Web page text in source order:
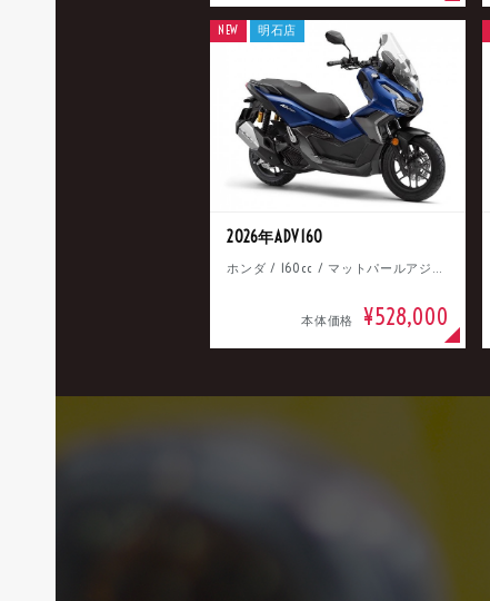
2026年ADV160
ホンダ / 160cc / マットパールアジャイルブルー
本体価格 ¥528,000
NEW 明石店